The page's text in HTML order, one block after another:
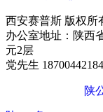
西安赛普斯 版权所
办公室地址：陕西
元2层
党先生 18700442184
陕